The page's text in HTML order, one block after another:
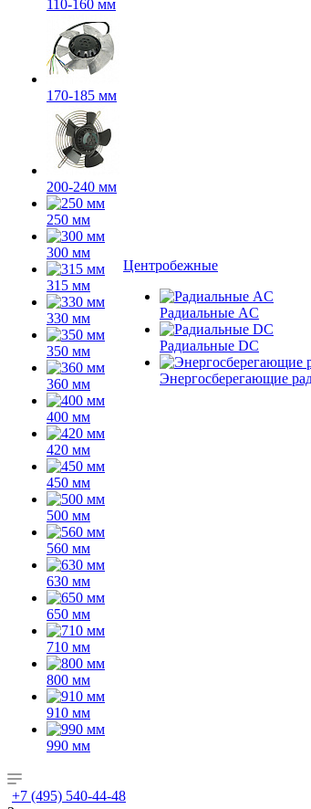
110-160 мм
170-185 мм
200-240 мм
250 мм
300 мм
315 мм
330 мм
350 мм
360 мм
400 мм
420 мм
450 мм
500 мм
560 мм
630 мм
650 мм
710 мм
800 мм
910 мм
990 мм
Центробежные
Радиальные AC
Радиальные DC
Энергосберегающие
+7 (495) 540-44-48